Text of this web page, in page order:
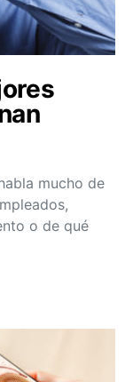
mucho de
o de qué